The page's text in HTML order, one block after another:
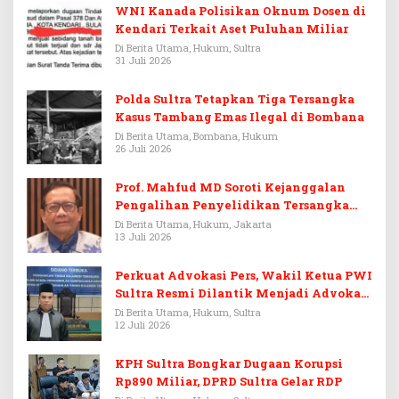
WNI Kanada Polisikan Oknum Dosen di
Kendari Terkait Aset Puluhan Miliar
Di Berita Utama, Hukum, Sultra
31 Juli 2026
Polda Sultra Tetapkan Tiga Tersangka
Kasus Tambang Emas Ilegal di Bombana
Di Berita Utama, Bombana, Hukum
26 Juli 2026
Prof. Mahfud MD Soroti Kejanggalan
Pengalihan Penyelidikan Tersangka
Febrie Adriansyah
Di Berita Utama, Hukum, Jakarta
13 Juli 2026
Perkuat Advokasi Pers, Wakil Ketua PWI
Sultra Resmi Dilantik Menjadi Advokat
PERADI
Di Berita Utama, Hukum, Sultra
12 Juli 2026
KPH Sultra Bongkar Dugaan Korupsi
Rp890 Miliar, DPRD Sultra Gelar RDP